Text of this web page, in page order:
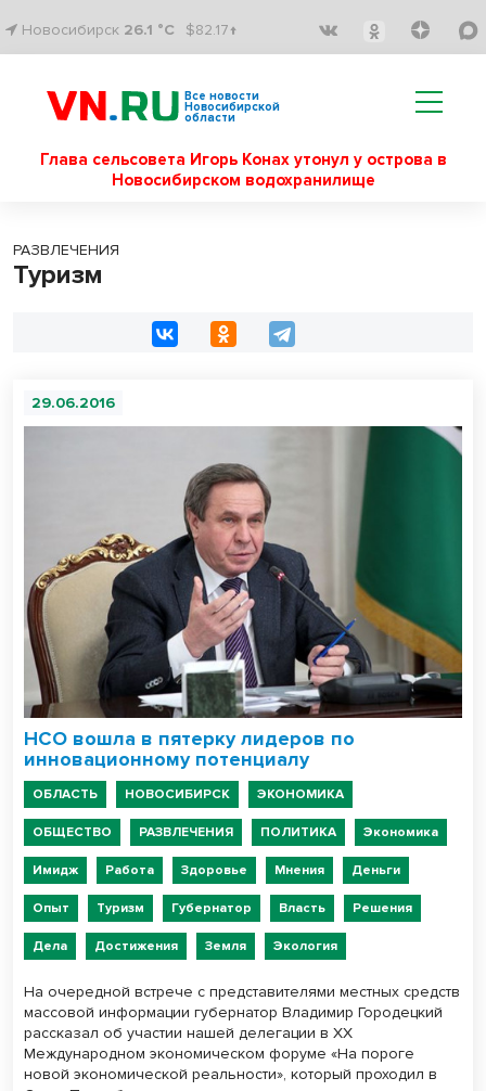
Новосибирск 26.1 °C $82.17↑
Все новости
Новосибирской
области
Глава сельсовета Игорь Конах утонул у острова в
Новосибирском водохранилище
РАЗВЛЕЧЕНИЯ
Туризм
29.06.2016
НСО вошла в пятерку лидеров по
инновационному потенциалу
ОБЛАСТЬ НОВОСИБИРСК ЭКОНОМИКА
ОБЩЕСТВО РАЗВЛЕЧЕНИЯ ПОЛИТИКА Экономика
Имидж Работа Здоровье Мнения Деньги
Опыт Туризм Губернатор Власть Решения
Дела Достижения Земля Экология
На очередной встрече с представителями местных средств
массовой информации губернатор Владимир Городецкий
рассказал об участии нашей делегации в XX
Международном экономическом форуме «На пороге
новой экономической реальности», который проходил в